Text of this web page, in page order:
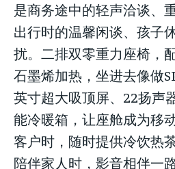
是商务途中的轻声洽谈、
出行时的温馨闲谈、孩子
扰。二排双零重力座椅，
石墨烯加热，坐进去像做
英寸超大吸顶屏、22扬声
能冷暖箱，让座舱成为移
客户时，随时提供冷饮热
陪伴家人时，影音相伴一